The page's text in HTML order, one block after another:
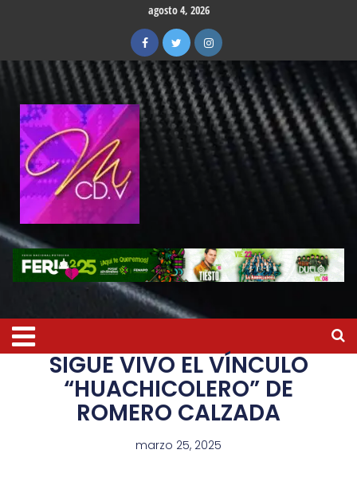
agosto 4, 2026
SIGUE VIVO EL VÍNCULO
“HUACHICOLERO” DE
ROMERO CALZADA
marzo 25, 2025